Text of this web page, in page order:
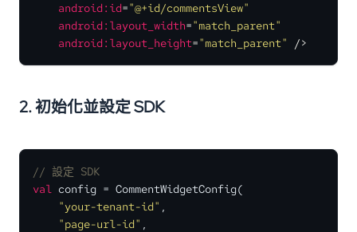
android:id="@+id/commentsView"
android:layout_width="match_parent"
android:layout_height="match_parent" />
2. 初始化並設定 SDK
// 設定 SDK
val config = CommentWidgetConfig(
"your-tenant-id" ,
"page-url-id" ,